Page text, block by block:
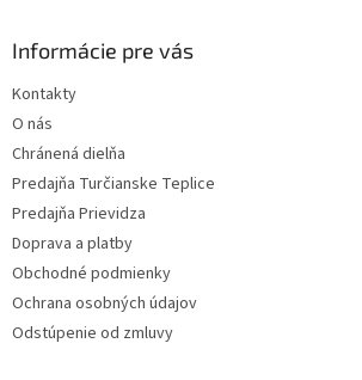
Informácie pre vás
Kontakty
O nás
Chránená dielňa
Predajňa Turčianske Teplice
Predajňa Prievidza
Doprava a platby
Obchodné podmienky
Ochrana osobných údajov
Odstúpenie od zmluvy